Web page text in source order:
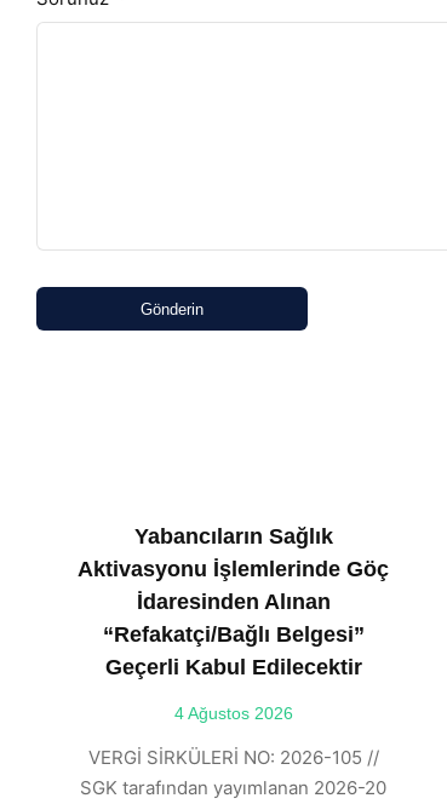
Gönderin
Yabancıların Sağlık
Aktivasyonu İşlemlerinde Göç
İdaresinden Alınan
“Refakatçi/Bağlı Belgesi”
Geçerli Kabul Edilecektir
4 Ağustos 2026
VERGİ SİRKÜLERİ NO: 2026-105 //
SGK tarafından yayımlanan 2026-20